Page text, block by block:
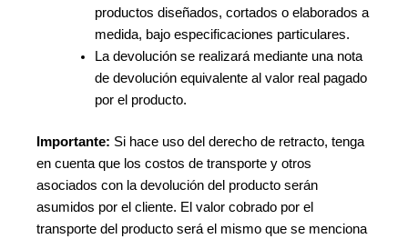
productos diseñados, cortados o elaborados a
medida, bajo especificaciones particulares.
La devolución se realizará mediante una nota
de devolución equivalente al valor real pagado
por el producto.
Importante: Si hace uso del derecho de retracto, tenga
en cuenta que los costos de transporte y otros
asociados con la devolución del producto serán
asumidos por el cliente. El valor cobrado por el
transporte del producto será el mismo que se menciona